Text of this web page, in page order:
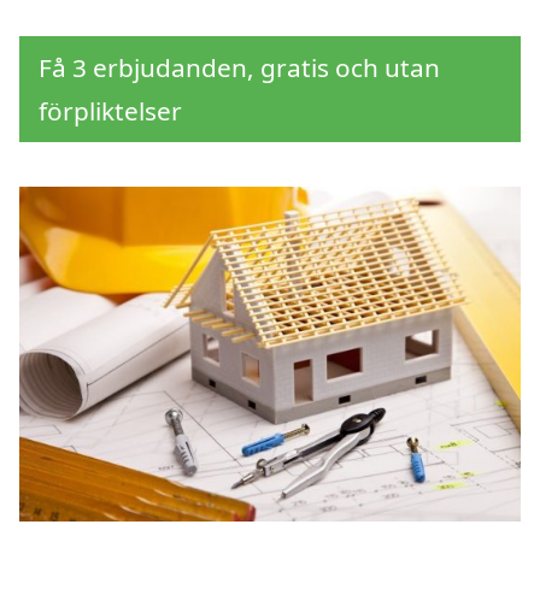
Få 3 erbjudanden, gratis och utan
förpliktelser